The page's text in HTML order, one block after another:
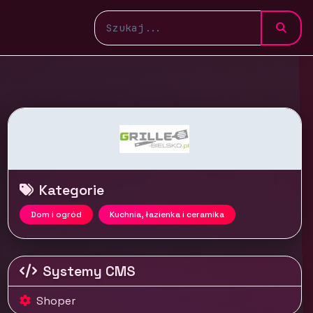
Kategorie
Dom i ogród Kuchnia, łazienka i ceramika
Systemy CMS
Shoper